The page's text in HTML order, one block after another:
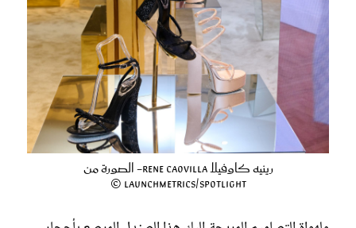
رينيه كاوفيلا Rene Caovilla- الصورة من
Launchmetrics/Spotlight ©